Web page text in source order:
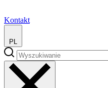
Kontakt
PL